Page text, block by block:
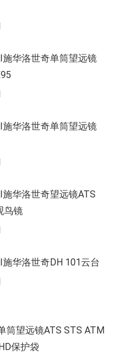
施华洛世奇单筒望远镜
施华洛世奇单筒望远镜
施华洛世奇望远镜ATS
鸟镜
施华洛世奇DH 101云台
筒望远镜ATS STS ATM
保护袋